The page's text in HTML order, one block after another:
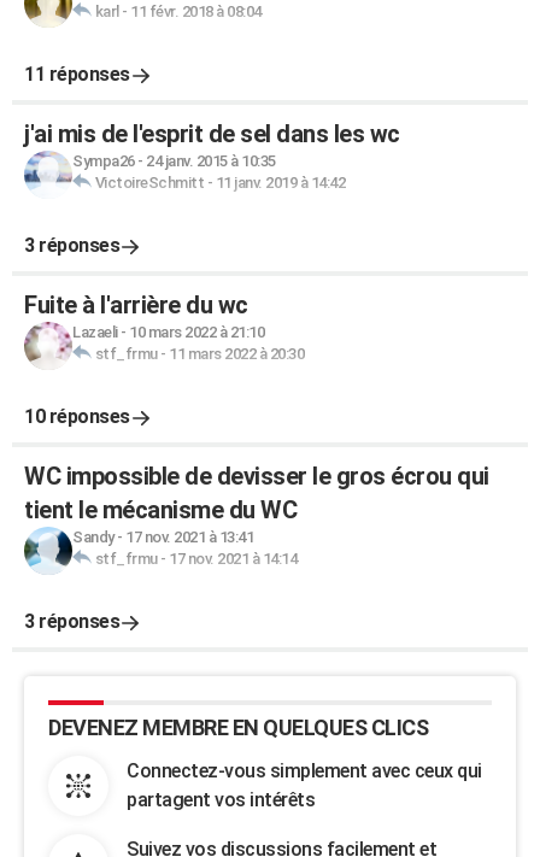
karl - 11 févr. 2018 à 08:04
11 réponses
j'ai mis de l'esprit de sel dans les wc
Sympa26- 24 janv. 2015 à 10:35
VictoireSchmitt - 11 janv. 2019 à 14:42
3 réponses
Fuite à l'arrière du wc
Lazaeli- 10 mars 2022 à 21:10
stf_frmu- 11 mars 2022 à 20:30
10 réponses
WC impossible de devisser le gros écrou qui
tient le mécanisme du WC
Sandy- 17 nov. 2021 à 13:41
stf_frmu- 17 nov. 2021 à 14:14
3 réponses
DEVENEZ MEMBRE EN QUELQUES CLICS
Connectez-vous simplement avec ceux qui
partagent vos intérêts
Suivez vos discussions facilement et